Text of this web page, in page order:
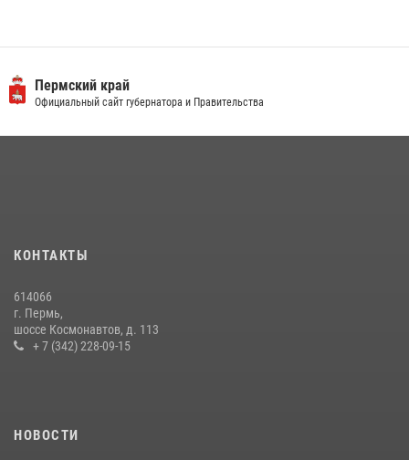
ветеринарно-санитарной службы с годовщиной образования
13 июля 2026, 10:43
30 июля 2026, 05:19
17 июля 2026, 10:34
Пермский край
Официальный сайт губернатора и Правительства
КОНТАКТЫ
614066
г. Пермь,
шоссе Космонавтов, д. 113
+ 7 (342) 228-09-15
НОВОСТИ